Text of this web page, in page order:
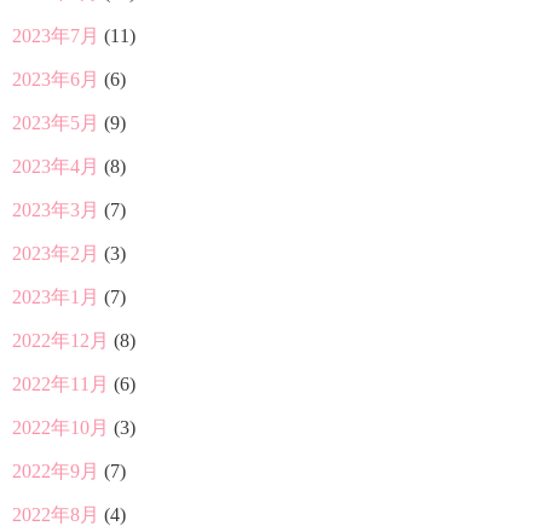
2023年7月 (11)
2023年6月 (6)
2023年5月 (9)
2023年4月 (8)
2023年3月 (7)
2023年2月 (3)
2023年1月 (7)
2022年12月 (8)
2022年11月 (6)
2022年10月 (3)
2022年9月 (7)
2022年8月 (4)